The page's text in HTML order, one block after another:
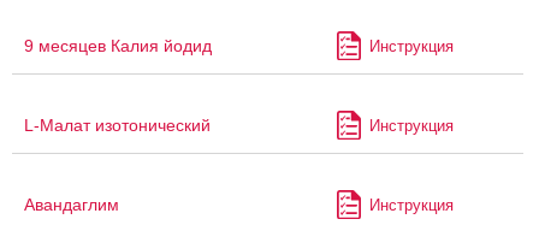
9 месяцев Калия йодид Инструкция
L-Малат изотонический Инструкция
Авандаглим Инструкция